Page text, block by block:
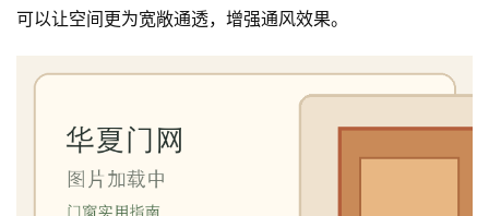
可以让空间更为宽敞通透，增强通风效果。